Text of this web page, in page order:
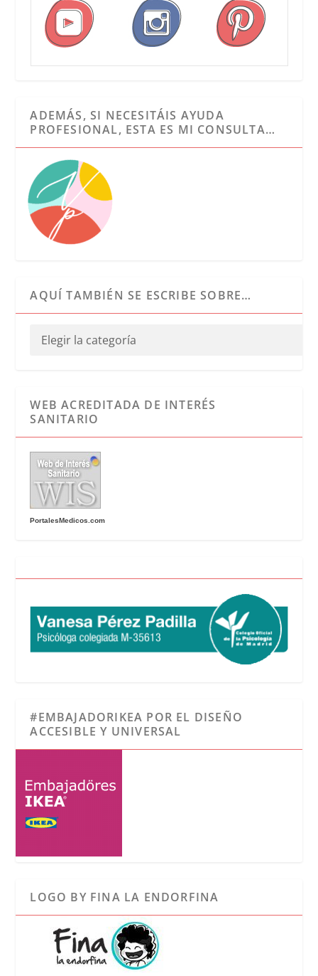
ADEMÁS, SI NECESITÁIS AYUDA
PROFESIONAL, ESTA ES MI CONSULTA…
AQUÍ TAMBIÉN SE ESCRIBE SOBRE…
WEB ACREDITADA DE INTERÉS
SANITARIO
PortalesMedicos.com
#EMBAJADORIKEA POR EL DISEÑO
ACCESIBLE Y UNIVERSAL
LOGO BY FINA LA ENDORFINA